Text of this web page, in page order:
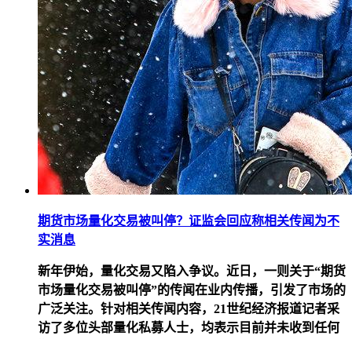
期货市场量化交易被叫停？证监会回应称相关传闻为不
实消息
新年伊始，量化交易又陷入争议。近日，一则关于“期货
市场量化交易被叫停”的传闻在业内传播，引发了市场的
广泛关注。针对相关传闻内容，21世纪经济报道记者采
访了多位头部量化私募人士，均表示目前并未收到任何